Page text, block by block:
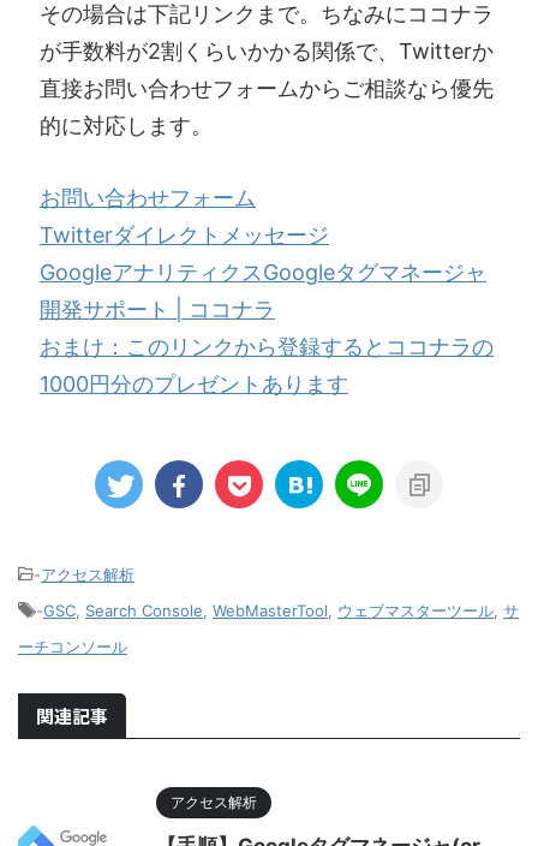
その場合は下記リンクまで。ちなみにココナラ
が手数料が2割くらいかかる関係で、Twitterか
直接お問い合わせフォームからご相談なら優先
的に対応します。
お問い合わせフォーム
Twitterダイレクトメッセージ
GoogleアナリティクスGoogleタグマネージャ
開発サポート | ココナラ
おまけ：このリンクから登録するとココナラの
1000円分のプレゼントあります
-アクセス解析
-GSC Search Console WebMasterTool ウェブマスターツール サ
ーチコンソール
関連記事
アクセス解析